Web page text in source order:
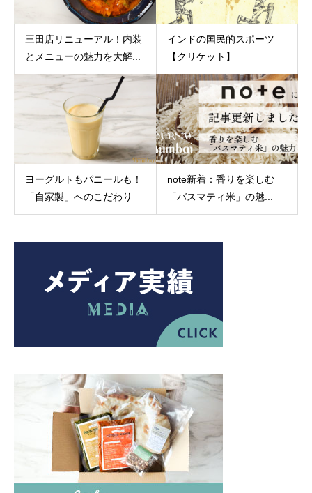
三田店リニューアル！内装
とメニューの魅力を大解...
インドの国民的スポーツ
【クリケット】
ヨーグルトもパニールも！
「自家製」へのこだわり
note新着：香りを楽しむ
「バスマティ米」の魅...